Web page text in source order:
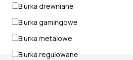
Biurka drewniane
Biurka gamingowe
Biurka metalowe
Biurka regulowane